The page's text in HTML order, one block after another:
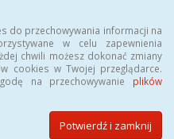
do przechowywania informacji na
w celu zapewnienia
chwili możesz dokonać zmiany
cookies w Twojej przeglądarce.
na przechowywanie plików
Potwierdź i zamknij
Publicznej
Pracy w